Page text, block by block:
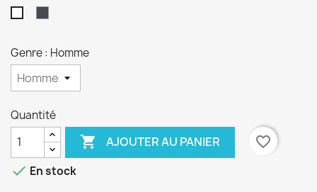
Genre : Homme
Quantité
 AJOUTER AU PANIER
favorite_border
 En stock